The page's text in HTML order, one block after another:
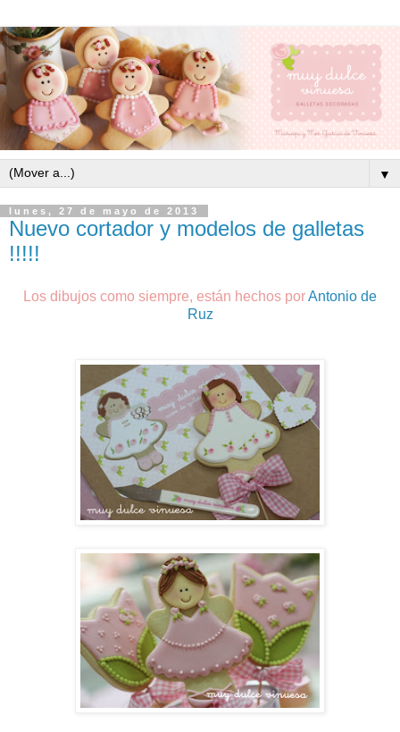
▼
lunes, 27 de mayo de 2013
Nuevo cortador y modelos de galletas
!!!!!
Los dibujos como siempre, están hechos porAntonio de
Ruz